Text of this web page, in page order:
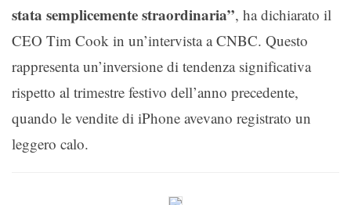
stata semplicemente straordinaria”, ha dichiarato il
CEO Tim Cook in un’intervista a CNBC. Questo
rappresenta un’inversione di tendenza significativa
rispetto al trimestre festivo dell’anno precedente,
quando le vendite di iPhone avevano registrato un
leggero calo.